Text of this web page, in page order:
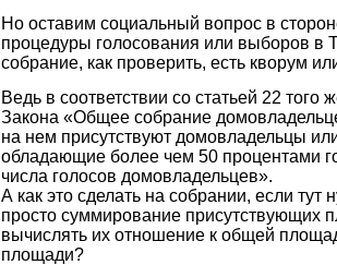
Но оставим социальный вопрос в
процедуры голосования или выборов в
собрание, как проверить, есть кворум
Ведь в соответствии со статьей 22 того
Закона «Общее собрание
на нем присутствуют домовладельцы
обладающие более чем 50 процентами
числа голосов домовладельцев».
А как это сделать на собрании, если тут
просто суммирование присутствующих
вычислять их отношение к общей
площади?